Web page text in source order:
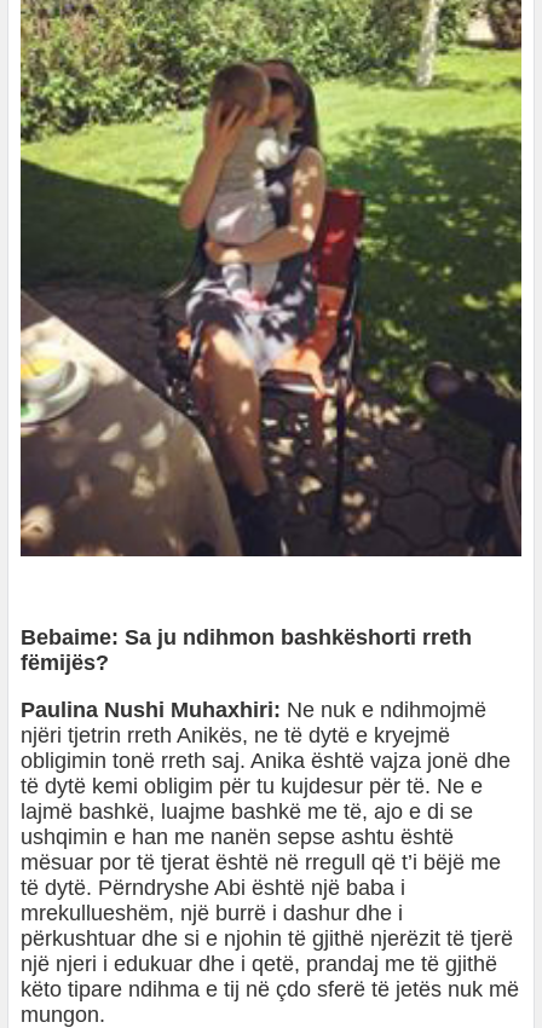
Bebaime: Sa ju ndihmon bashkëshorti rreth
fëmijës?
Paulina Nushi Muhaxhiri: Ne nuk e ndihmojmë
njëri tjetrin rreth Anikës, ne të dytë e kryejmë
obligimin tonë rreth saj. Anika është vajza jonë dhe
të dytë kemi obligim për tu kujdesur për të. Ne e
lajmë bashkë, luajme bashkë me të, ajo e di se
ushqimin e han me nanën sepse ashtu është
mësuar por të tjerat është në rregull që t’i bëjë me
të dytë. Përndryshe Abi është një baba i
mrekullueshëm, një burrë i dashur dhe i
përkushtuar dhe si e njohin të gjithë njerëzit të tjerë
një njeri i edukuar dhe i qetë, prandaj me të gjithë
këto tipare ndihma e tij në çdo sferë të jetës nuk më
mungon.